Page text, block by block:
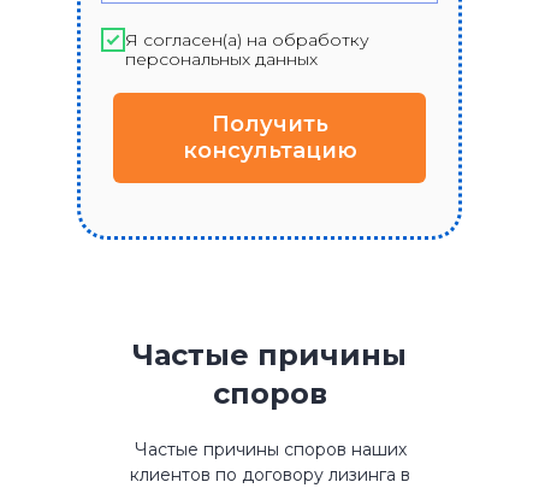
Я согласен(а) на обработку
персональных данных
Получить
консультацию
Частые причины
споров
Частые причины споров наших
клиентов по договору лизинга в